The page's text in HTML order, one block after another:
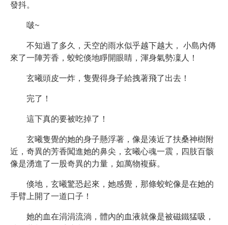
發抖。
啵~
不知過了多久，天空的雨水似乎越下越大， 小島內傳
來了一陣芳香，蛟蛇倏地睜開眼睛，渾身氣勢凜人！
玄曦頭皮一炸，隻覺得身子給拽著飛了出去！
完了！
這下真的要被吃掉了！
玄曦隻覺的她的身子懸浮著，像是湊近了扶桑神樹附
近，奇異的芳香闖進她的鼻尖，玄曦心魂一震，四肢百骸
像是湧進了一股奇異的力量，如萬物複蘇。
倏地，玄曦驚恐起來，她感覺，那條蛟蛇像是在她的
手臂上開了一道口子！
她的血在涓涓流淌，體內的血液就像是被磁鐵猛吸，